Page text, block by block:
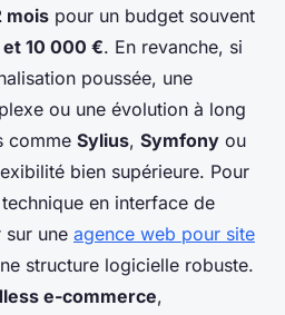
mois pour un budget souvent
10 000 €. En revanche, si
poussée, une
ou une évolution à long
comme Sylius, Symfony ou
bien supérieure. Pour
en interface de
une agence web pour site
structure logicielle robuste.
e-commerce,